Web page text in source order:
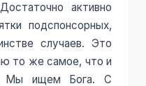
активно
подспонсорных,
случаев. Это
то же самое, что и
Мы ищем Бога. С